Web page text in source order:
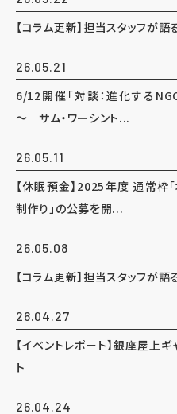
【コラム更新】担当スタッフが
26.05.21
6/12開催「対談：進化する
～ サム・ワーシント...
26.05.11
【休眠預金】2025年度 通常枠
制作り」の公募を開...
26.05.08
【コラム更新】担当スタッフが
26.04.27
【イベントレポート】銀座屋上
ト
26.04.24